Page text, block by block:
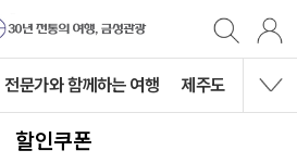
전문가와 함께하는 여행 제주도 국내
할인쿠폰